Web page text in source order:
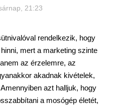
21:23
rendelkezik, hogy
mert a marketing szinte
az érzelemre, az
akadnak kivételek,
azt halljuk, hogy
a mosógép életét,